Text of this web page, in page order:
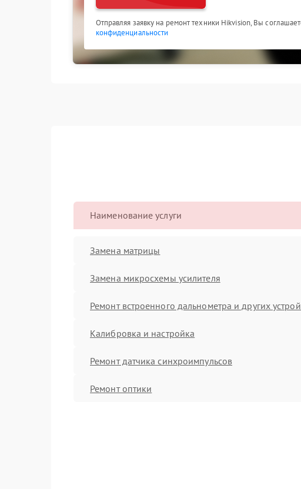
Отправляя заявку на ремонт техники Hikvision, Вы
конфиденциальности
Наименование услуги
Замена матрицы
Замена микросхемы усилителя
Ремонт встроенного дальнометра и других
Калибровка и настройка
Ремонт датчика синхроимпульсов
Ремонт оптики